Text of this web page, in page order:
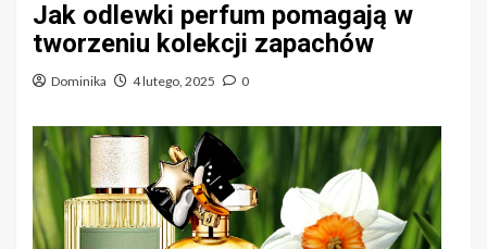
Jak odlewki perfum pomagają w
tworzeniu kolekcji zapachów
Dominika 4 lutego, 2025 0